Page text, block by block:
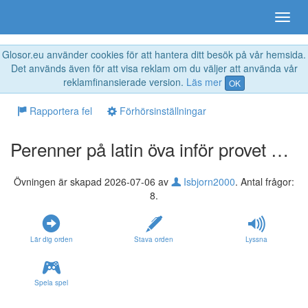
Glosor.eu använder cookies för att hantera ditt besök på vår hemsida.
Det används även för att visa reklam om du väljer att använda vår
reklamfinansierade version. Läs mer OK
Rapportera fel Förhörsinställningar
Perenner på latin öva inför provet Lukas J
Övningen är skapad 2026-07-06 av Isbjorn2000. Antal frågor:
8.
Lär dig orden Stava orden Lyssna
Spela spel